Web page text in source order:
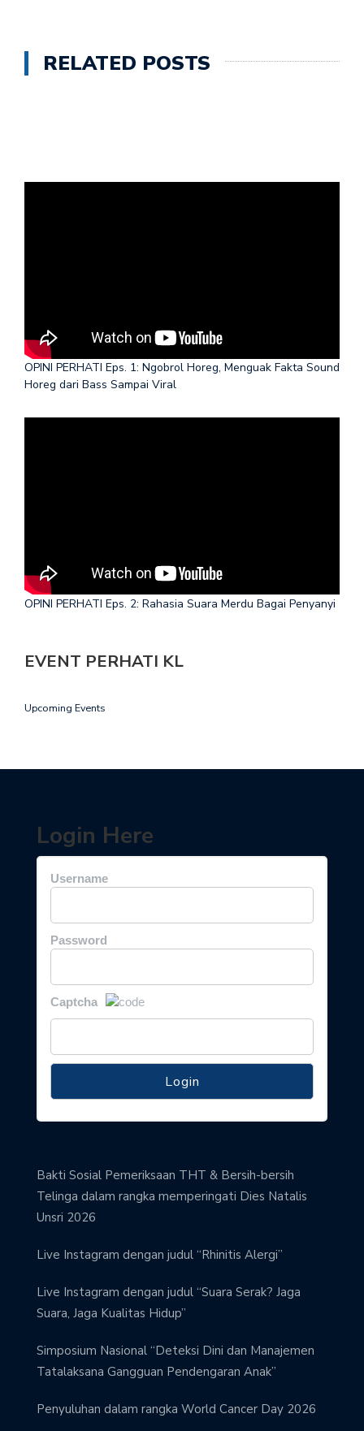
RELATED POSTS
OPINI PERHATI Eps. 1: Ngobrol Horeg, Menguak Fakta Sound
Horeg dari Bass Sampai Viral
OPINI PERHATI Eps. 2: Rahasia Suara Merdu Bagai Penyanyi
EVENT PERHATI KL
Upcoming Events
Login Here
Username
Password
Captcha
Bakti Sosial Pemeriksaan THT & Bersih-bersih
Telinga dalam rangka memperingati Dies Natalis
Unsri 2026
Live Instagram dengan judul “Rhinitis Alergi”
Live Instagram dengan judul “Suara Serak? Jaga
Suara, Jaga Kualitas Hidup”
Simposium Nasional “Deteksi Dini dan Manajemen
Tatalaksana Gangguan Pendengaran Anak”
Penyuluhan dalam rangka World Cancer Day 2026